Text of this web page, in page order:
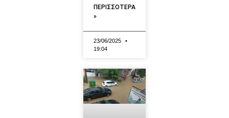
ΠΕΡΙΣΣΟΤΕΡΑ
»
23/06/2025
19:04